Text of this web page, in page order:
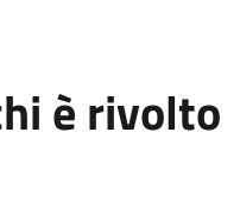
è rivolto